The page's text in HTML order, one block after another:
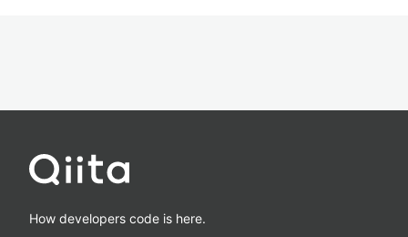
How developers code is here.